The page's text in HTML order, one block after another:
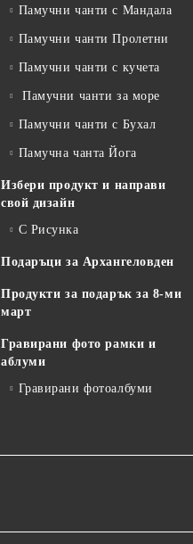
Памучни чанти с Мандала
Памучни чанти Пролетни
Памучни чанти с кучета
Памучни чанти за море
Памучни чанти с Бухал
Памучна чанта Йога
Избери продукт и направи
свой дизайн
С Рисунка
Подаръци за Архангеловден
Продукти за подарък за 8-ми
март
Гравирани фото рамки и
аблуми
Гравирани фотоалбуми